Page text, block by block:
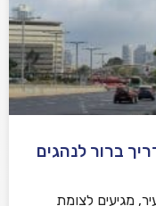
ברור לנהגים
מגיעים לצומת